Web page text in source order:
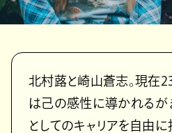
北村蕗と崎山蒼志。現在
は己の感性に導かれるが
としてのキャリアを自由